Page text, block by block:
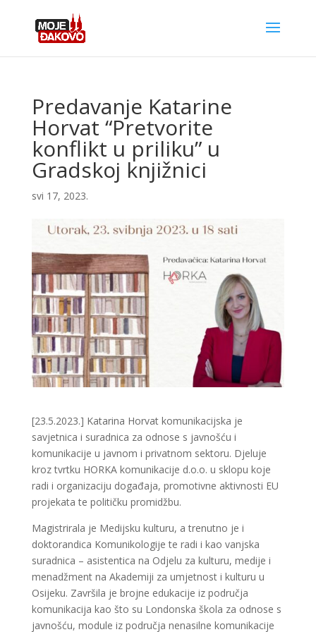
Predavanje Katarine
Horvat “Pretvorite
konflikt u priliku” u
Gradskoj knjižnici
svi 17, 2023.
[23.5.2023.] Katarina Horvat komunikacijska je
savjetnica i suradnica za odnose s javnošću i
komunikacije u javnom i privatnom sektoru. Djeluje
kroz tvrtku HORKA komunikacije d.o.o. u sklopu koje
radi i organizaciju događaja, promotivne aktivnosti EU
projekata te političku promidžbu.
Magistrirala je Medijsku kulturu, a trenutno je i
doktorandica Komunikologije te radi i kao vanjska
suradnica – asistentica na Odjelu za kulturu, medije i
menadžment na Akademiji za umjetnost i kulturu u
Osijeku. Završila je brojne edukacije iz područja
komunikacija kao što su Londonska škola za odnose s
javnošću, module iz područja nenasilne komunikacije